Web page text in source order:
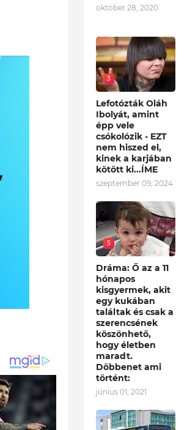
október 28, 2020
3
Lefotózták Oláh
Ibolyát, amint
épp vele
csókolózik - EZT
nem hiszed el,
kinek a karjában
kötött ki...ÍME
szeptember 09, 2024
5
Dráma: Ő az a 11
hónapos
kisgyermek, akit
egy kukában
találtak és csak a
szerencsének
köszönhető,
hogy életben
maradt.
Döbbenet ami
történt:
június 01, 2021